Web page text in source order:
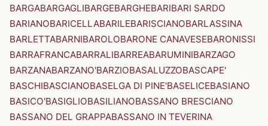
BARGABARGAGLIBARGEBARGHEBARIBARI SARDO
BARIANOBARICELLABARILEBARISCIANOBARLASSINA
BARLETTABARNIBAROLOBARONE CANAVESEBARONISSI
BARRAFRANCABARRALIBARREABARUMINIBARZAGO
BARZANABARZANO'BARZIOBASALUZZOBASCAPE'
BASCHIBASCIANOBASELGA DI PINE'BASELICEBASIANO
BASICO'BASIGLIOBASILIANOBASSANO BRESCIANO
BASSANO DEL GRAPPABASSANO IN TEVERINA